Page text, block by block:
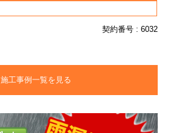
契約番号 : 6032
施工事例一覧を見る